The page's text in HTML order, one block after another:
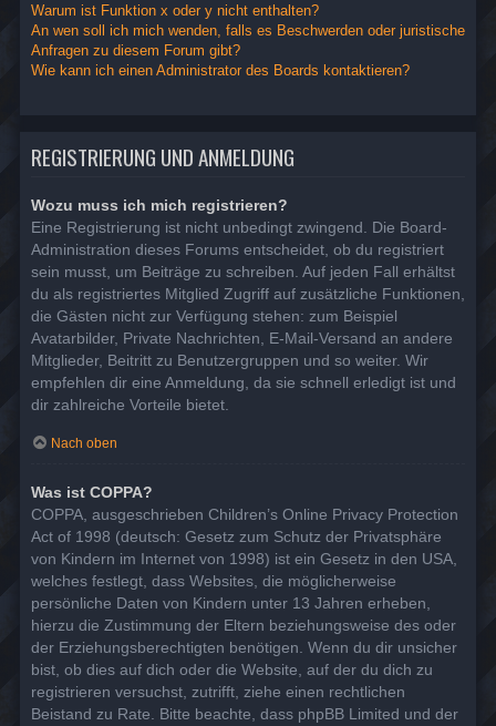
Warum ist Funktion x oder y nicht enthalten?
An wen soll ich mich wenden, falls es Beschwerden oder juristische
Anfragen zu diesem Forum gibt?
Wie kann ich einen Administrator des Boards kontaktieren?
REGISTRIERUNG UND ANMELDUNG
Wozu muss ich mich registrieren?
Eine Registrierung ist nicht unbedingt zwingend. Die Board-
Administration dieses Forums entscheidet, ob du registriert
sein musst, um Beiträge zu schreiben. Auf jeden Fall erhältst
du als registriertes Mitglied Zugriff auf zusätzliche Funktionen,
die Gästen nicht zur Verfügung stehen: zum Beispiel
Avatarbilder, Private Nachrichten, E-Mail-Versand an andere
Mitglieder, Beitritt zu Benutzergruppen und so weiter. Wir
empfehlen dir eine Anmeldung, da sie schnell erledigt ist und
dir zahlreiche Vorteile bietet.
Nach oben
Was ist COPPA?
COPPA, ausgeschrieben Children’s Online Privacy Protection
Act of 1998 (deutsch: Gesetz zum Schutz der Privatsphäre
von Kindern im Internet von 1998) ist ein Gesetz in den USA,
welches festlegt, dass Websites, die möglicherweise
persönliche Daten von Kindern unter 13 Jahren erheben,
hierzu die Zustimmung der Eltern beziehungsweise des oder
der Erziehungsberechtigten benötigen. Wenn du dir unsicher
bist, ob dies auf dich oder die Website, auf der du dich zu
registrieren versuchst, zutrifft, ziehe einen rechtlichen
Beistand zu Rate. Bitte beachte, dass phpBB Limited und der